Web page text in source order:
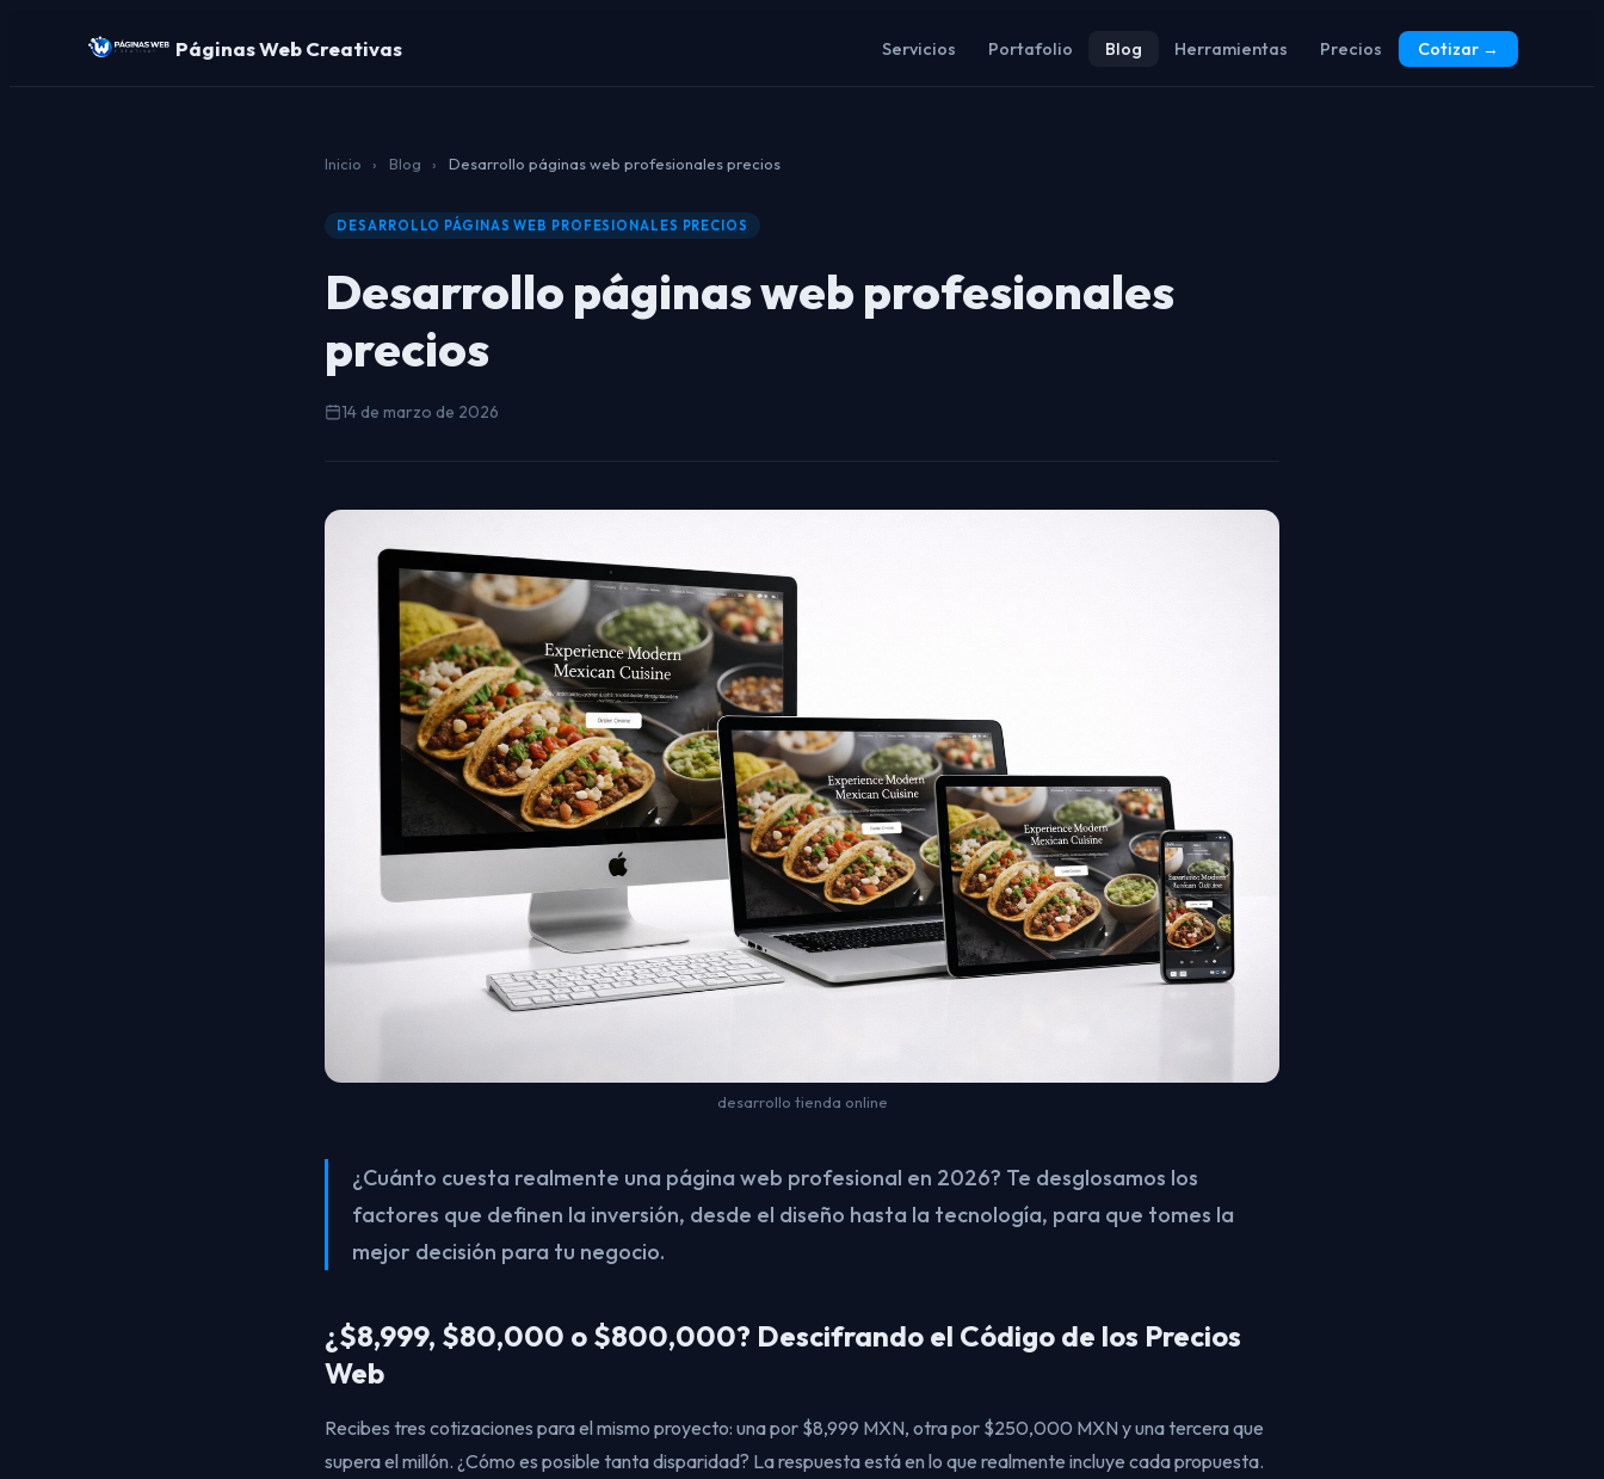
Páginas Web Creativas Servicios Portafolio Blog Herramientas Precios Cotizar →
Inicio › Blog › Desarrollo páginas web profesionales precios
DESARROLLO PÁGINAS WEB PROFESIONALES PRECIOS
Desarrollo páginas web profesionales
precios
14 de marzo de 2026
desarrollo tienda online
¿Cuánto cuesta realmente una página web profesional en 2026? Te desglosamos los
factores que definen la inversión, desde el diseño hasta la tecnología, para que tomes la
mejor decisión para tu negocio.
¿$8,999, $80,000 o $800,000? Descifrando el Código de los Precios
Web
Recibes tres cotizaciones para el mismo proyecto: una por $8,999 MXN, otra por $250,000 MXN y una tercera que
supera el millón. ¿Cómo es posible tanta disparidad? La respuesta está en lo que realmente incluye cada propuesta.